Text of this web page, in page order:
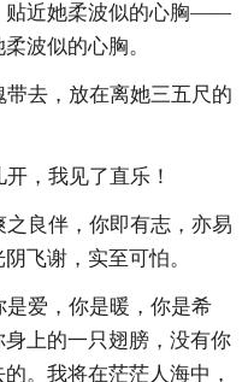
贴近她柔波似的心胸——
波似的心胸。
去，放在离她三五尺的
，我见了直乐！
良伴，你即有志，亦易
飞谢，实至可怕。
爱，你是暖，你是希
上的一只翅膀，没有你
。我将在茫茫人海中，